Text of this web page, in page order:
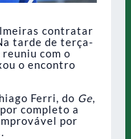
contratar
tarde de terça-
com o
o encontro
Ferri, do Ge,
completo a
por